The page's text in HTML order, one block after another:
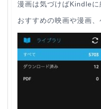
漫画は気づけばKindle
おすすめの映画や漫画